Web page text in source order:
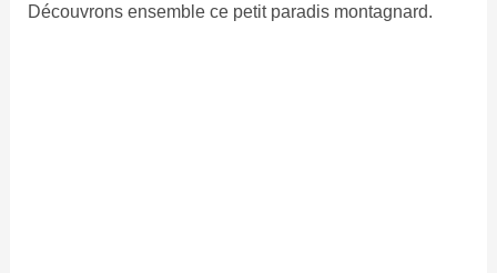
Découvrons ensemble ce petit paradis montagnard.